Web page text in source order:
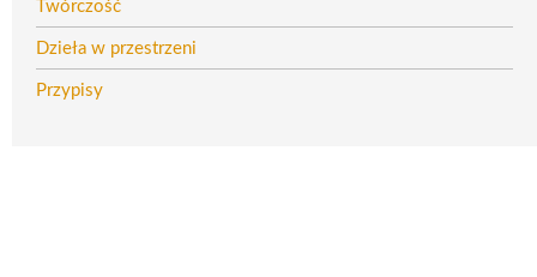
Twórczość
Dzieła w przestrzeni
Przypisy